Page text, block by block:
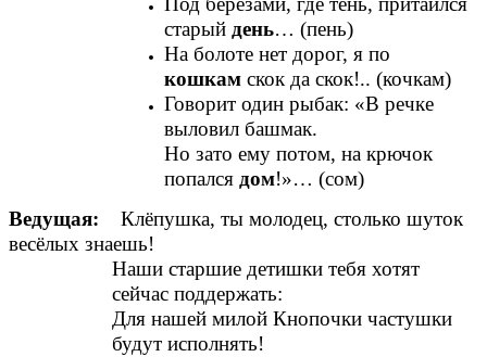
старый день… (пень)
На болоте нет дорог, я по
кошкамскок да скок!.. (кочкам)
Говорит один рыбак: «В речке
выловил башмак.
Но зато ему потом, на крючок
попался дом!»… (сом)
Ведущая:
Клёпушка, ты молодец, столько шуток
весёлых знаешь!
Наши старшие детишки тебя хотят
сейчас поддержать:
Для нашей милой Кнопочки частушки
будут исполнять!